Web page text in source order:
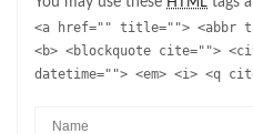
HTML
<a href="" title=""> <abbr
<b> <blockquote cite="">
datetime=""> <em> <i> <q